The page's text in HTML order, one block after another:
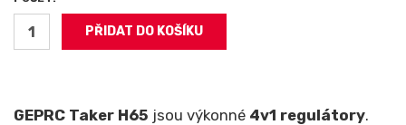
GEPRC Taker H65 jsou výkonné 4v1 regulátory.